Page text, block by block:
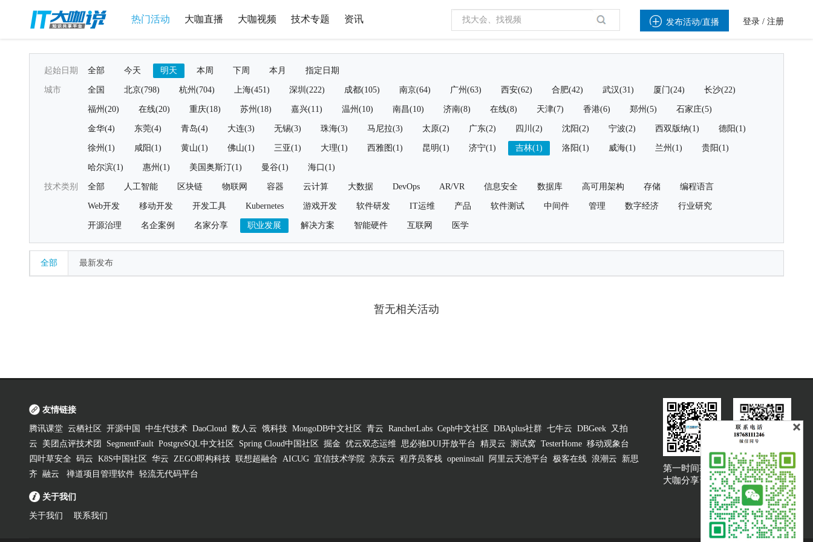
热门活动 大咖直播 大咖视频 技术专题 资讯  发布活动/直播 登录 / 注册
起始日期 全部 今天 明天 本周 下周 本月 指定日期
城市 全国 北京(798) 杭州(704) 上海(451) 深圳(222) 成都(105) 南京(64) 广州(63) 西安(62) 合肥(42) 武汉(31) 厦门(24) 长沙(22)
福州(20) 在线(20) 重庆(18) 苏州(18) 嘉兴(11) 温州(10) 南昌(10) 济南(8) 在线(8) 天津(7) 香港(6) 郑州(5) 石家庄(5)
金华(4) 东莞(4) 青岛(4) 大连(3) 无锡(3) 珠海(3) 马尼拉(3) 太原(2) 广东(2) 四川(2) 沈阳(2) 宁波(2) 西双版纳(1) 德阳(1)
徐州(1) 咸阳(1) 黄山(1) 佛山(1) 三亚(1) 大理(1) 西雅图(1) 昆明(1) 济宁(1) 吉林(1) 洛阳(1) 威海(1) 兰州(1) 贵阳(1)
哈尔滨(1) 惠州(1) 美国奥斯汀(1) 曼谷(1) 海口(1)
技术类别 全部 人工智能 区块链 物联网 容器 云计算 大数据 DevOps AR/VR 信息安全 数据库 高可用架构 存储 编程语言
Web开发 移动开发 开发工具 Kubernetes 游戏开发 软件研发 IT运维 产品 软件测试 中间件 管理 数字经济 行业研究
开源治理 名企案例 名家分享 职业发展 解决方案 智能硬件 互联网 医学
全部 最新发布
暂无相关活动
友情链接
腾讯课堂 云栖社区 开源中国 中生代技术 DaoCloud 数人云 饿科技 MongoDB中文社区 青云 RancherLabs Ceph中文社区 DBAplus社群 七牛云 DBGeek
又拍
云
美团点评技术团 SegmentFault PostgreSQL中文社区 Spring Cloud中国社区 掘金 优云双态运维 思必驰DUI开放平台 精灵云 测试窝 TesterHome 移动观象台
四叶草安全 码云 K8S中国社区 华云 ZEGO即构科技 联想超融合 AICUG 宜信技术学院 京东云 程序员客栈 openinstall 阿里云天池平台 极客在线 浪潮云
新思
齐 融云 禅道项目管理软件 轻流无代码平台
关于我们
关于我们 联系我们
第一时间获取
大咖分享资讯
大咖说吐槽客服